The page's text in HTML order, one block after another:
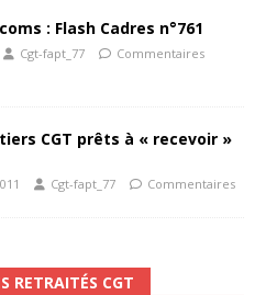
: Flash Cadres n°761
Cgt-fapt_77
Commentaires
CGT prêts à « recevoir »
Cgt-fapt_77
Commentaires
RETRAITÉS CGT